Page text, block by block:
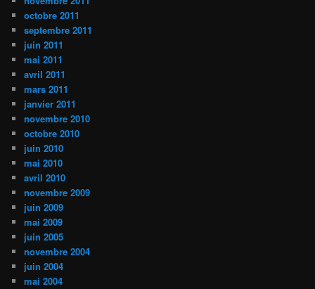
octobre 2011
septembre 2011
juin 2011
mai 2011
avril 2011
mars 2011
janvier 2011
novembre 2010
octobre 2010
juin 2010
mai 2010
avril 2010
novembre 2009
juin 2009
mai 2009
juin 2005
novembre 2004
juin 2004
mai 2004